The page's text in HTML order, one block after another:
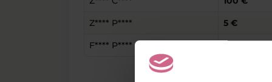
Z**** P**** 5 €
F**** P****